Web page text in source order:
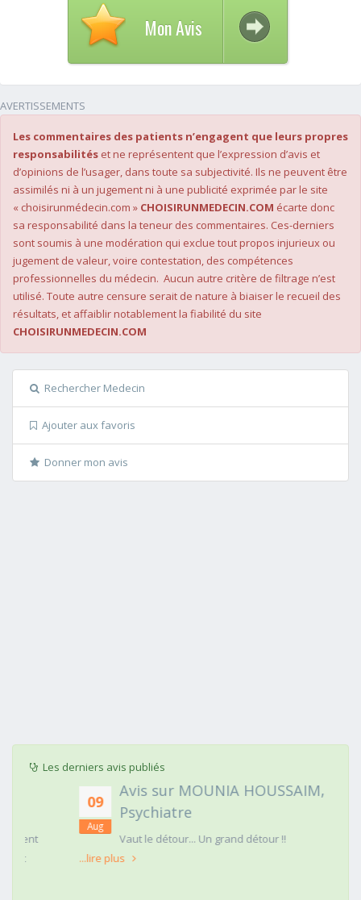
Mon Avis
AVERTISSEMENTS
Les commentaires des patients n’engagent que leurs propres
responsabilités et ne représentent que l’expression d’avis et
d’opinions de l’usager, dans toute sa subjectivité. Ils ne peuvent être
assimilés ni à un jugement ni à une publicité exprimée par le site
« choisirunmédecin.com » CHOISIRUNMEDECIN.COM écarte donc
sa responsabilité dans la teneur des commentaires. Ces-derniers
sont soumis à une modération qui exclue tout propos injurieux ou
jugement de valeur, voire contestation, des compétences
professionnelles du médecin. Aucun autre critère de filtrage n’est
utilisé. Toute autre censure serait de nature à biaiser le recueil des
résultats, et affaiblir notablement la fiabilité du site
CHOISIRUNMEDECIN.COM
Rechercher Medecin
Ajouter aux favoris
Donner mon avis
Les derniers avis publiés
Avis sur MOUNIA HOUSSAIM,
Psychiatre
Vaut le détour... Un grand détour !!
...lire plus